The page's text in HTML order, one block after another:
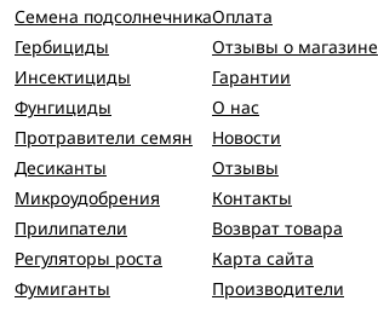
Семена подсолнечника
Гербициды
Инсектициды
Фунгициды
Протравители семян
Десиканты
Микроудобрения
Прилипатели
Регуляторы роста
Фумиганты
Оплата
Отзывы о магазине
Гарантии
О нас
Новости
Отзывы
Контакты
Возврат товара
Карта сайта
Производители